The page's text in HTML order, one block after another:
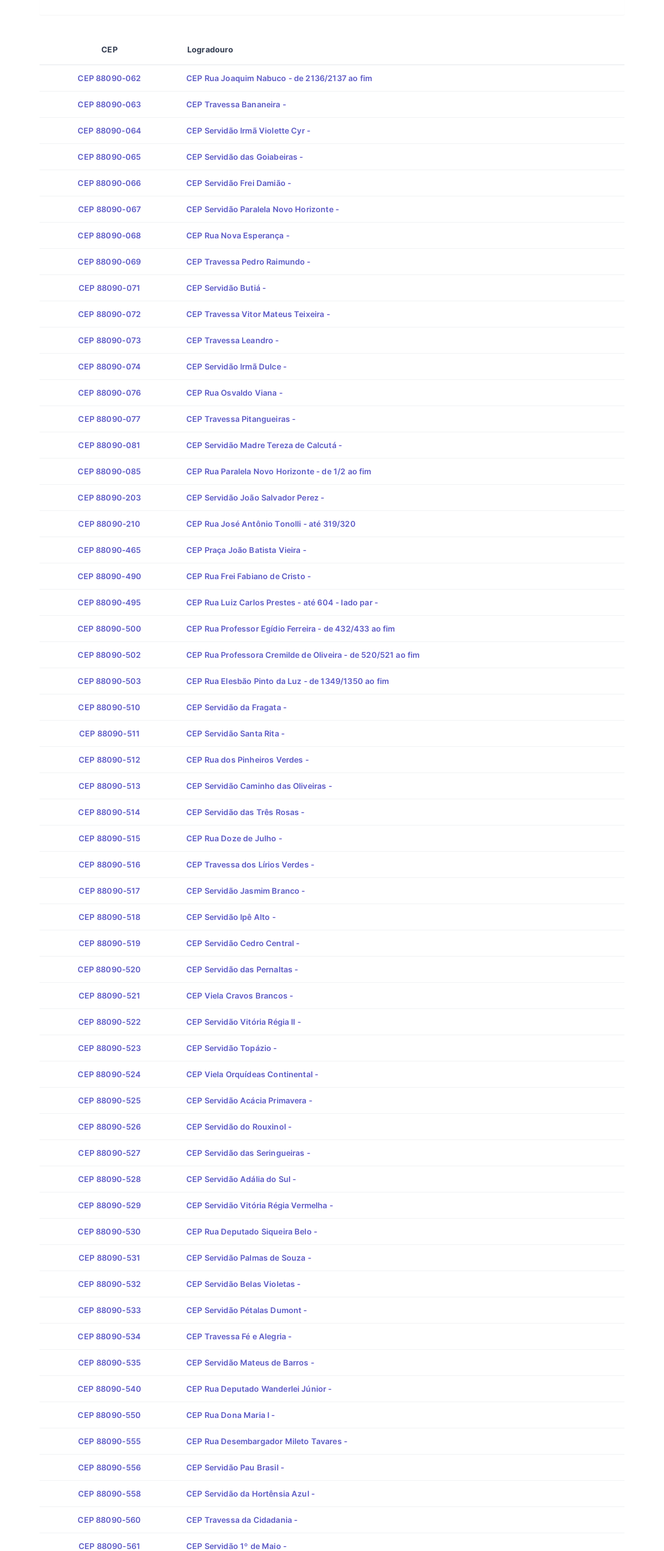
CEP Logradouro
CEP 88090-062 CEP Rua Joaquim Nabuco - de 2136/2137 ao fim
CEP 88090-063 CEP Travessa Bananeira -
CEP 88090-064 CEP Servidão Irmã Violette Cyr -
CEP 88090-065 CEP Servidão das Goiabeiras -
CEP 88090-066 CEP Servidão Frei Damião -
CEP 88090-067 CEP Servidão Paralela Novo Horizonte -
CEP 88090-068 CEP Rua Nova Esperança -
CEP 88090-069 CEP Travessa Pedro Raimundo -
CEP 88090-071 CEP Servidão Butiá -
CEP 88090-072 CEP Travessa Vitor Mateus Teixeira -
CEP 88090-073 CEP Travessa Leandro -
CEP 88090-074 CEP Servidão Irmã Dulce -
CEP 88090-076 CEP Rua Osvaldo Viana -
CEP 88090-077 CEP Travessa Pitangueiras -
CEP 88090-081 CEP Servidão Madre Tereza de Calcutá -
CEP 88090-085 CEP Rua Paralela Novo Horizonte - de 1/2 ao fim
CEP 88090-203 CEP Servidão João Salvador Perez -
CEP 88090-210 CEP Rua José Antônio Tonolli - até 319/320
CEP 88090-465 CEP Praça João Batista Vieira -
CEP 88090-490 CEP Rua Frei Fabiano de Cristo -
CEP 88090-495 CEP Rua Luiz Carlos Prestes - até 604 - lado par -
CEP 88090-500 CEP Rua Professor Egídio Ferreira - de 432/433 ao fim
CEP 88090-502 CEP Rua Professora Cremilde de Oliveira - de 520/521 ao fim
CEP 88090-503 CEP Rua Elesbão Pinto da Luz - de 1349/1350 ao fim
CEP 88090-510 CEP Servidão da Fragata -
CEP 88090-511 CEP Servidão Santa Rita -
CEP 88090-512 CEP Rua dos Pinheiros Verdes -
CEP 88090-513 CEP Servidão Caminho das Oliveiras -
CEP 88090-514 CEP Servidão das Três Rosas -
CEP 88090-515 CEP Rua Doze de Julho -
CEP 88090-516 CEP Travessa dos Lírios Verdes -
CEP 88090-517 CEP Servidão Jasmim Branco -
CEP 88090-518 CEP Servidão Ipê Alto -
CEP 88090-519 CEP Servidão Cedro Central -
CEP 88090-520 CEP Servidão das Pernaltas -
CEP 88090-521 CEP Viela Cravos Brancos -
CEP 88090-522 CEP Servidão Vitória Régia II -
CEP 88090-523 CEP Servidão Topázio -
CEP 88090-524 CEP Viela Orquídeas Continental -
CEP 88090-525 CEP Servidão Acácia Primavera -
CEP 88090-526 CEP Servidão do Rouxinol -
CEP 88090-527 CEP Servidão das Seringueiras -
CEP 88090-528 CEP Servidão Adália do Sul -
CEP 88090-529 CEP Servidão Vitória Régia Vermelha -
CEP 88090-530 CEP Rua Deputado Siqueira Belo -
CEP 88090-531 CEP Servidão Palmas de Souza -
CEP 88090-532 CEP Servidão Belas Violetas -
CEP 88090-533 CEP Servidão Pétalas Dumont -
CEP 88090-534 CEP Travessa Fé e Alegria -
CEP 88090-535 CEP Servidão Mateus de Barros -
CEP 88090-540 CEP Rua Deputado Wanderlei Júnior -
CEP 88090-550 CEP Rua Dona Maria I -
CEP 88090-555 CEP Rua Desembargador Mileto Tavares -
CEP 88090-556 CEP Servidão Pau Brasil -
CEP 88090-558 CEP Servidão da Hortênsia Azul -
CEP 88090-560 CEP Travessa da Cidadania -
CEP 88090-561 CEP Servidão 1º de Maio -